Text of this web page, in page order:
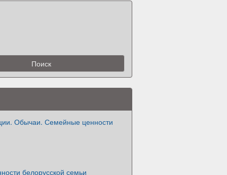
Обычаи. Семейные ценности
белорусской семьи